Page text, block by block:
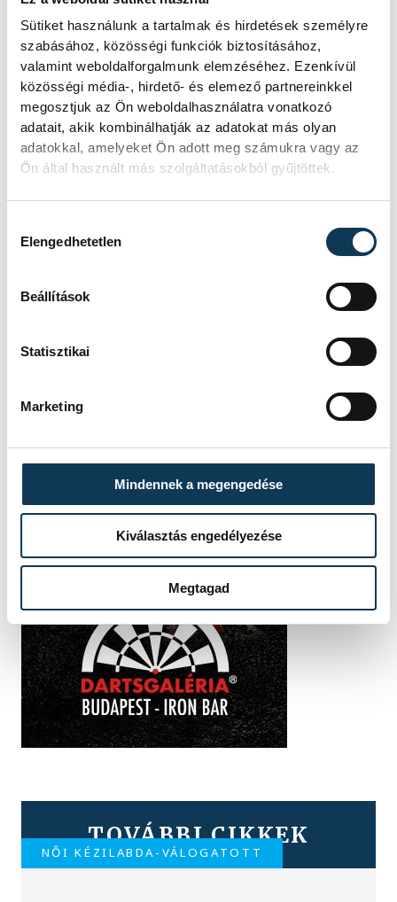
Sütiket használunk a tartalmak és hirdetések személyre
szabásához, közösségi funkciók biztosításához,
valamint weboldalforgalmunk elemzéséhez. Ezenkívül
közösségi média-, hirdető- és elemező partnereinkkel
megosztjuk az Ön weboldalhasználatra vonatkozó
adatait, akik kombinálhatják az adatokat más olyan
adatokkal, amelyeket Ön adott meg számukra vagy az
Ön által használt más szolgáltatásokból gyűjtöttek.
Elengedhetetlen
Beállítások
Statisztikai
Marketing
Mindennek a megengedése
Kiválasztás engedélyezése
Megtagad
SZERZŐ
vehir.hu
TOVÁBBI CIKKEK
NŐI KÉZILABDA-VÁLOGATOTT